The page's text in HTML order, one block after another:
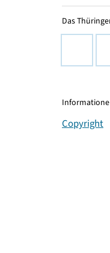
Das
Copyright